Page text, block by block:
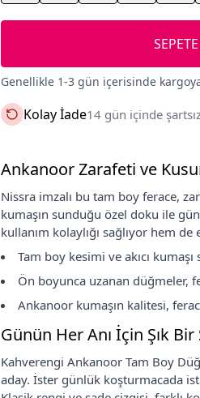
Genellikle 1-3 gün içerisinde
Kolay İade14 gün içinde
Ankanoor Zarafeti ve
Nissra imzalı bu tam boy ferace,
kumaşın sunduğu özel doku ile
kullanım kolaylığı sağlıyor hem de
Tam boy kesimi ve akıcı
Ön boyunca uzanan düğmeler,
Ankanoor kumaşın kalitesi,
Günün Her Anı İçin Şık
Kahverengi Ankanoor Tam Boy
aday. İster günlük koşturmacada